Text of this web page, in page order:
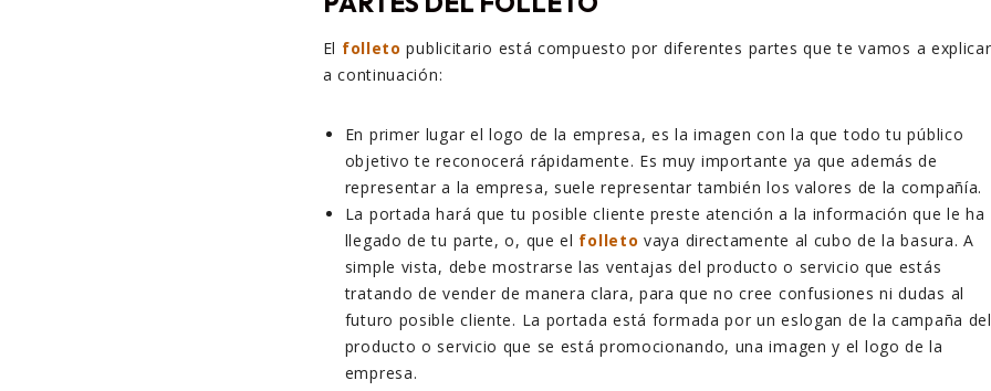
El folleto publicitario está compuesto por diferentes partes que te vamos a explicar
a continuación:
En primer lugar el logo de la empresa, es la imagen con la que todo tu público
objetivo te reconocerá rápidamente. Es muy importante ya que además de
representar a la empresa, suele representar también los valores de la compañía.
La portada hará que tu posible cliente preste atención a la información que le ha
llegado de tu parte, o, que el folleto vaya directamente al cubo de la basura. A
simple vista, debe mostrarse las ventajas del producto o servicio que estás
tratando de vender de manera clara, para que no cree confusiones ni dudas al
futuro posible cliente. La portada está formada por un eslogan de la campaña del
producto o servicio que se está promocionando, una imagen y el logo de la
empresa.